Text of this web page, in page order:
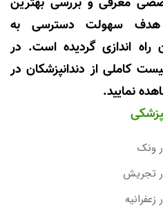
هدف سهولت دسترسی به
راه اندازی گردیده است. در
لیست کاملی از دندانپزشکان در
نمایید.
ونک
تجریش